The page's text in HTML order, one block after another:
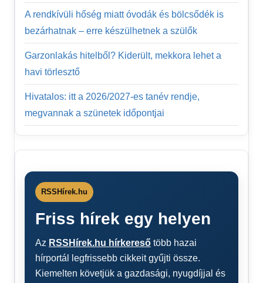
A rendkívüli hőség miatt óvodák és bölcsődék is
bezárhatnak – erre készülhetnek a szülők
Garzonlakás hitelből? Kiderült, mekkora lehet a
havi törlesztő
Hivatalos: itt a 2026/2027-es tanév rendje,
megvannak a szünetek időpontjai
RSSHírek.hu
Friss hírek egy helyen
Az RSSHírek.hu hírkereső több hazai
hírportál legfrissebb cikkeit gyűjti össze.
Kiemelten követjük a gazdasági, nyugdíjjal és